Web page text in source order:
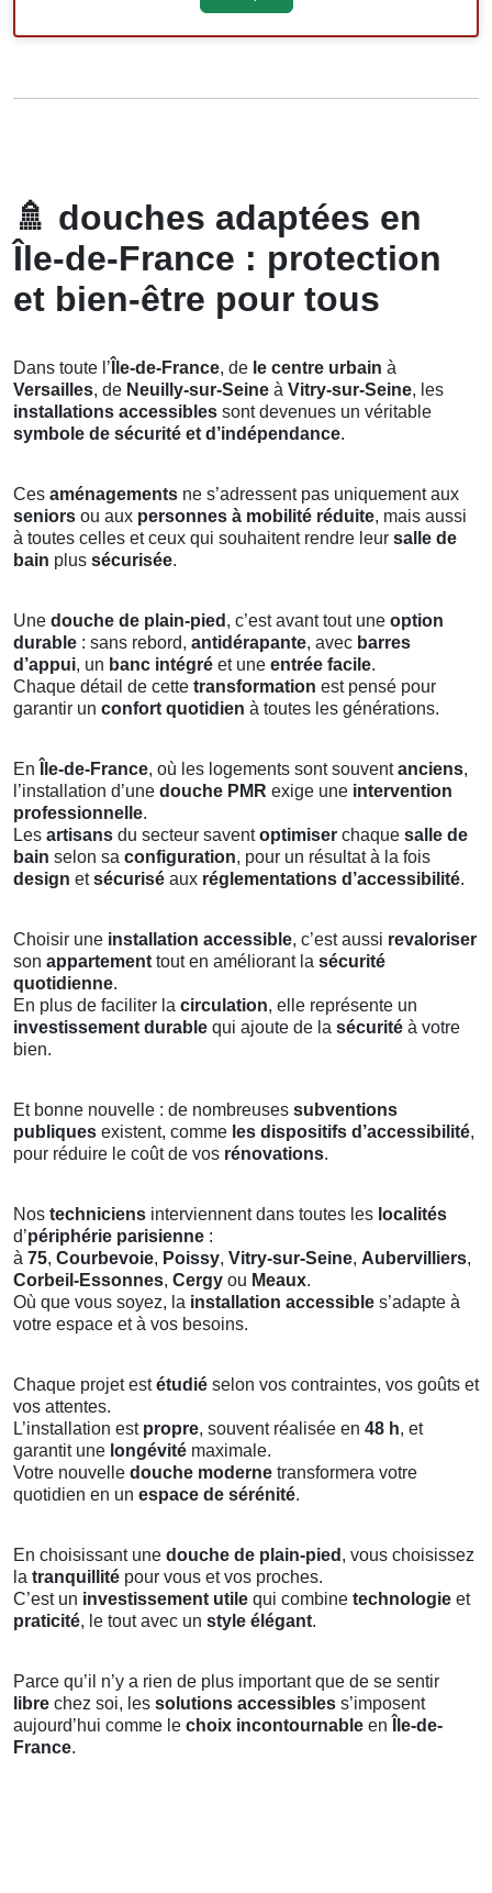
🚿 douches adaptées en
Île-de-France : protection
et bien-être pour tous
Dans toute l’ Île-de-France, de le centre urbain à
Versailles, de Neuilly-sur-Seine à Vitry-sur-Seine, les
installations accessibles sont devenues un véritable
symbole de sécurité et d’indépendance.
Ces aménagements ne s’adressent pas uniquement aux
seniors ou aux personnes à mobilité réduite, mais aussi
à toutes celles et ceux qui souhaitent rendre leur salle de
bain plus sécurisée.
Une douche de plain-pied , c’est avant tout une option
durable : sans rebord, antidérapante, avec barres
d’appui, un banc intégré et une entrée facile.
Chaque détail de cette transformation est pensé pour
garantir un confort quotidien à toutes les générations.
En Île-de-France, où les logements sont souventanciens,
l’installation d’une douche PMR exige une intervention
professionnelle.
Les artisans du secteur saventoptimiser chaque salle de
bain selon sa configuration, pour un résultat à la fois
design etsécurisé aux réglementations d’accessibilité.
Choisir une installation accessible, c’est aussi revaloriser
son appartement tout en améliorant la sécurité
quotidienne.
En plus de faciliter la circulation, elle représente un
investissement durable qui ajoute de la sécurité à votre
bien.
Et bonne nouvelle : de nombreuses subventions
publiques existent, comme les dispositifs d’accessibilité,
pour réduire le coût de vos rénovations.
Nos techniciens interviennent dans toutes les localités
d’périphérie parisienne :
à 75, Courbevoie, Poissy, Vitry-sur-Seine, Aubervilliers,
Corbeil-Essonnes, Cergy ou Meaux.
Où que vous soyez, la installation accessible s’adapte à
votre espace et à vos besoins.
Chaque projet estétudié selon vos contraintes, vos goûts et
vos attentes.
L’installation est propre, souvent réalisée en 48 h, et
garantit une longévité maximale.
Votre nouvelle douche moderne transformera votre
quotidien en un espace de sérénité.
En choisissant une douche de plain-pied , vous choisissez
la tranquillité pour vous et vos proches.
C’est un investissement utile qui combine technologie et
praticité, le tout avec un style élégant.
Parce qu’il n’y a rien de plus important que de se sentir
libre chez soi, les solutions accessibles s’imposent
aujourd’hui comme le choix incontournable en
Île-de-
France.